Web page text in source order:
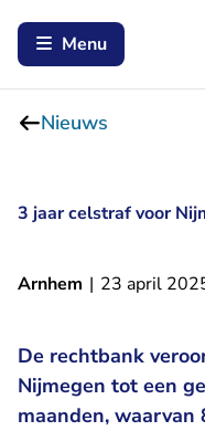
Menu
Nieuws
3 jaar celstraf voor
Arnhem | 23 april
De rechtbank
Nijmegen tot een
maanden,